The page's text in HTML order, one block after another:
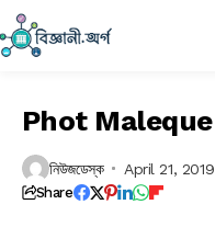
Phot Maleque
নিউজডেস্ক April 21, 2019
Share